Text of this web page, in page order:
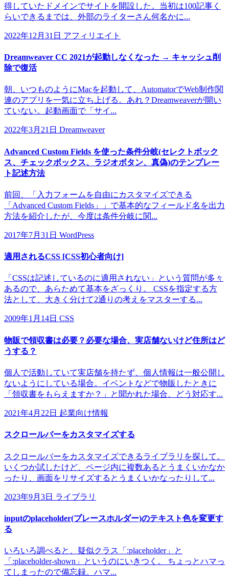
得していたドメインでサイトを開設した。当初は100記事く
らいできるまでは、外部のライターさん何名かに...
2022年12月31日 アフィリエイト
Dreamweaver CC 2021が起動しなくなった → キャッシュ削
除で復活
朝、いつものようにMacを起動して、AutomatorでWeb制作関
連のアプリを一気に立ち上げる。あれ？Dreamweaverが開い
ていない。起動画面で「サイ...
2022年3月21日 Dreamweaver
Advanced Custom Fields を使った条件分岐(セレクトボック
ス、チェックボックス、ラジオボタン、真偽)のテンプレー
ト記述方法
前回、「入力フォームを自由にカスタマイズできる
「Advanced Custom Fields」」で基本的なフィールド名を出力
方法を紹介したが、今度は条件分岐に関...
2017年7月31日 WordPress
適用されるCSS [CSS初心者向け]
「CSSは記述しているのに適用されない」という質問が多々
あるので、あらためて基本をざっくり。 CSSを指定する方
法として、大きく分けて2通りの考えをマスターする...
2009年1月14日 CSS
物販で領収書は必要？必要な場合、実店舗ないけど住所はど
うする？
個人で活動していて実店舗を持たず、個人情報は一般公開し
ないようにしている場合。イベントなどで物販したときに
「領収書をもらえますか？」と聞かれた場合、どう対応す...
2021年4月22日 起業向け情報
スクロールバーをカスタマイズする
スクロールバーをカスタマイズできるライブラリを探して。
いくつか試したけど、ページ内に複数あるとうまくいかなか
ったり、画面をリサイズするとうまくいかなったりして...
2023年9月3日 ライブラリ
inputのplaceholder(プレースホルダー)のテキスト色を変更す
る
いろいろ調べると、疑似クラス「:placeholder」と
「:placeholder-shown」というのにいきつく。 ちょっとハマっ
てしまったので備忘録。ハマ...